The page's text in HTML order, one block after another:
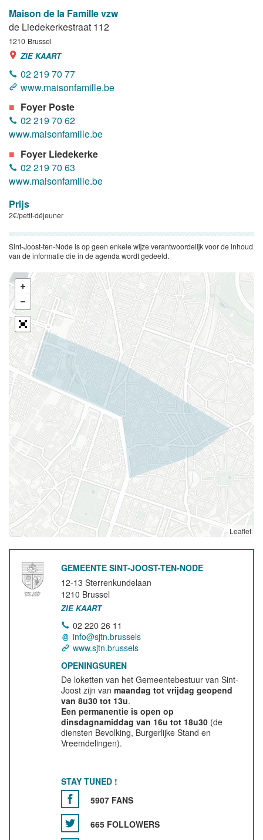
Maison de la Famille vzw
de Liedekerkestraat 112
1210 Brussel
ZIE KAART
02 219 70 77
www.maisonfamille.be
Foyer Poste
02 219 70 62
www.maisonfamille.be
Foyer Liedekerke
02 219 70 63
www.maisonfamille.be
Prijs
2€/petit-déjeuner
Sint-Joost-ten-Node is op geen enkele wijze verantwoordelijk voor de inhoud
van de informatie die in de agenda wordt gedeeld.
Leaflet
GEMEENTE SINT-JOOST-TEN-NODE
12-13 Sterrenkundelaan
1210 Brussel
ZIE KAART
02 220 26 11
info@sjtn.brussels
www.sjtn.brussels
OPENINGSUREN
De loketten van het Gemeentebestuur van Sint-
Joost zijn vanmaandag tot vrijdag geopend
van 8u30 tot 13u.
Een permanentie is open op
dinsdagnamiddag van 16u tot 18u30 (de
diensten Bevolking, Burgerlijke Stand en
Vreemdelingen).
STAY TUNED !
5907 FANS
665 FOLLOWERS